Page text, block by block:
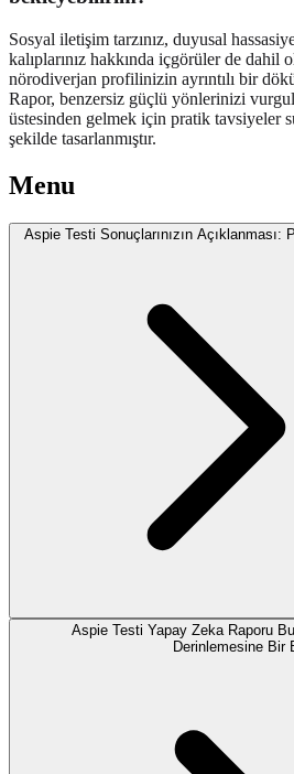
Sosyal iletişim tarzınız, duyusal
kalıplarınız hakkında içgörüler de dahil
nörodiverjan profilinizin ayrıntılı bir
Rapor, benzersiz güçlü yönlerinizi
üstesinden gelmek için pratik tavsiyeler
şekilde tasarlanmıştır.
Menu
Aspie Testi Sonuçlarınızın Açıklanması:
Aspie Testi Yapay Zeka Raporu
Derinlemesine Bir